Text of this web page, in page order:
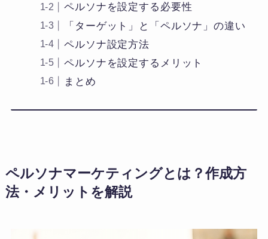
ペルソナを設定する必要性
「ターゲット」と「ペルソナ」の違い
ペルソナ設定方法
ペルソナを設定するメリット
まとめ
ペルソナマーケティングとは？作成方
法・メリットを解説